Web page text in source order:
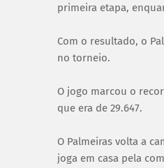
primeira etapa,
Com o resultado, o
no torneio.
O jogo marcou o
que era de 29.647.
O Palmeiras volta a
joga em casa pela